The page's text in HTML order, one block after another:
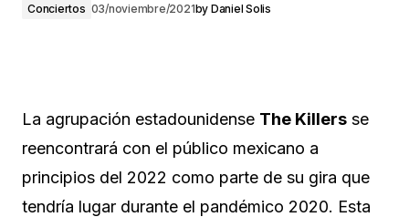
Conciertos 03/noviembre/2021by Daniel Solis
La agrupación estadounidense The Killers se
reencontrará con el público mexicano a
principios del 2022 como parte de su gira que
tendría lugar durante el pandémico 2020. Esta